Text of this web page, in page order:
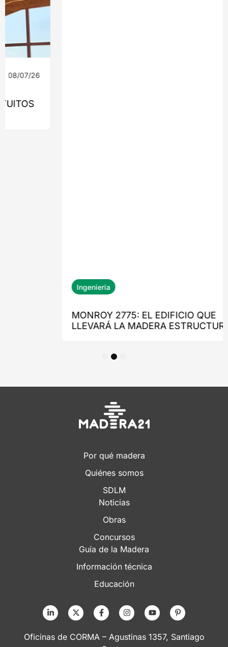
Ingeniería
MONROY 2775: EL EDIFICIO QUE
Por qué madera
Quiénes somos
SDLM
Noticias
Obras
Concursos
Guía de la Madera
Información técnica
Educación
Oficinas de CORMA – Agustinas 1357, Santiago